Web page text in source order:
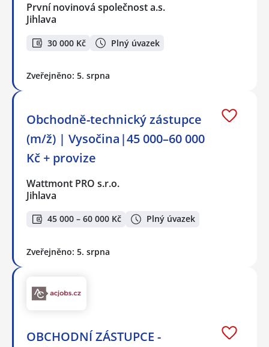
První novinová společnost a.s.
Jihlava
30 000 Kč Plný úvazek
Zveřejněno: 5. srpna
Obchodně-technický zástupce
(m/ž) | Vysočina|45 000–60 000
Kč + provize
Wattmont PRO s.r.o.
Jihlava
45 000 – 60 000 Kč Plný úvazek
Zveřejněno: 5. srpna
OBCHODNÍ ZÁSTUPCE -